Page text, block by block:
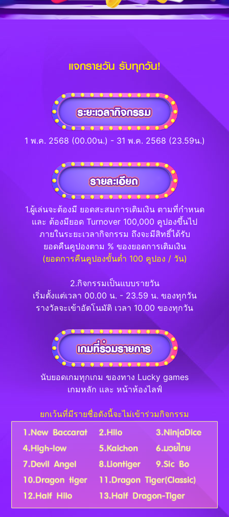
แจกรายวัน รับทุกวัน!
1 พ.ค. 2568 (00.00น.) - 31 พ.ค. 2568 (23.59น.)
1.ผู้เล่นจะต้องมี ยอดสะสมการเติมเงิน ตามที่กำหนด
และ ต้องมียอด Turnover 100,000 คูปองขึ้นไป
ภายในระยะเวลากิจกรรม ถึงจะมีสิทธิ์ได้รับ
ยอดคืนคูปองตาม % ของยอดการเติมเงิน
(ยอดการคืนคูปองขั้นต่ำ 100 คูปอง / วัน)
2.กิจกรรมเป็นแบบรายวัน
เริ่มตั้งแต่เวลา 00.00 น. - 23.59 น. ของทุกวัน
รางวัลจะเข้าอัตโนมัติ เวลา 10.00 ของทุกวัน
นับยอดเกมทุกเกม ของทาง Lucky games
เกมหลัก และ หน้าห้องไลฟ์
ยกเว้นที่มีรายชื่อดังนี้จะไม่เข้าร่วมกิจกรรม